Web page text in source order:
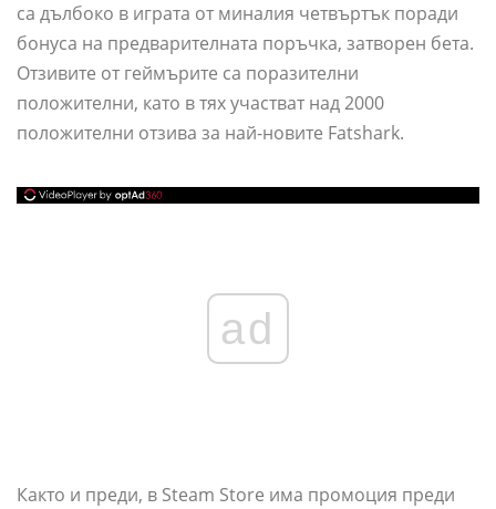
са дълбоко в играта от миналия четвъртък поради
бонуса на предварителната поръчка, затворен бета.
Отзивите от геймърите са поразителни
положителни, като в тях участват над 2000
положителни отзива за най-новите Fatshark.
ad
Както и преди, в Steam Store има промоция преди